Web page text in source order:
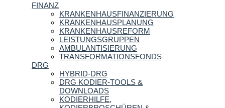
FINANZ
KRANKENHAUSFINANZIERUNG
KRANKENHAUSPLANUNG
KRANKENHAUSREFORM
LEISTUNGSGRUPPEN
AMBULANTISIERUNG
TRANSFORMATIONSFONDS
DRG
HYBRID-DRG
DRG KODIER-TOOLS &
DOWNLOADS
KODIERHILFE,